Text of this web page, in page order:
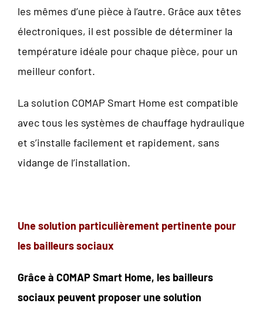
les mêmes d’une pièce à l’autre. Grâce aux têtes
électroniques, il est possible de déterminer la
température idéale pour chaque pièce, pour un
meilleur confort.
La solution COMAP Smart Home est compatible
avec tous les systèmes de chauffage hydraulique
et s’installe facilement et rapidement, sans
vidange de l’installation.
Une solution particulièrement pertinente pour
les bailleurs sociaux
Grâce à COMAP Smart Home, les bailleurs
sociaux peuvent proposer une solution